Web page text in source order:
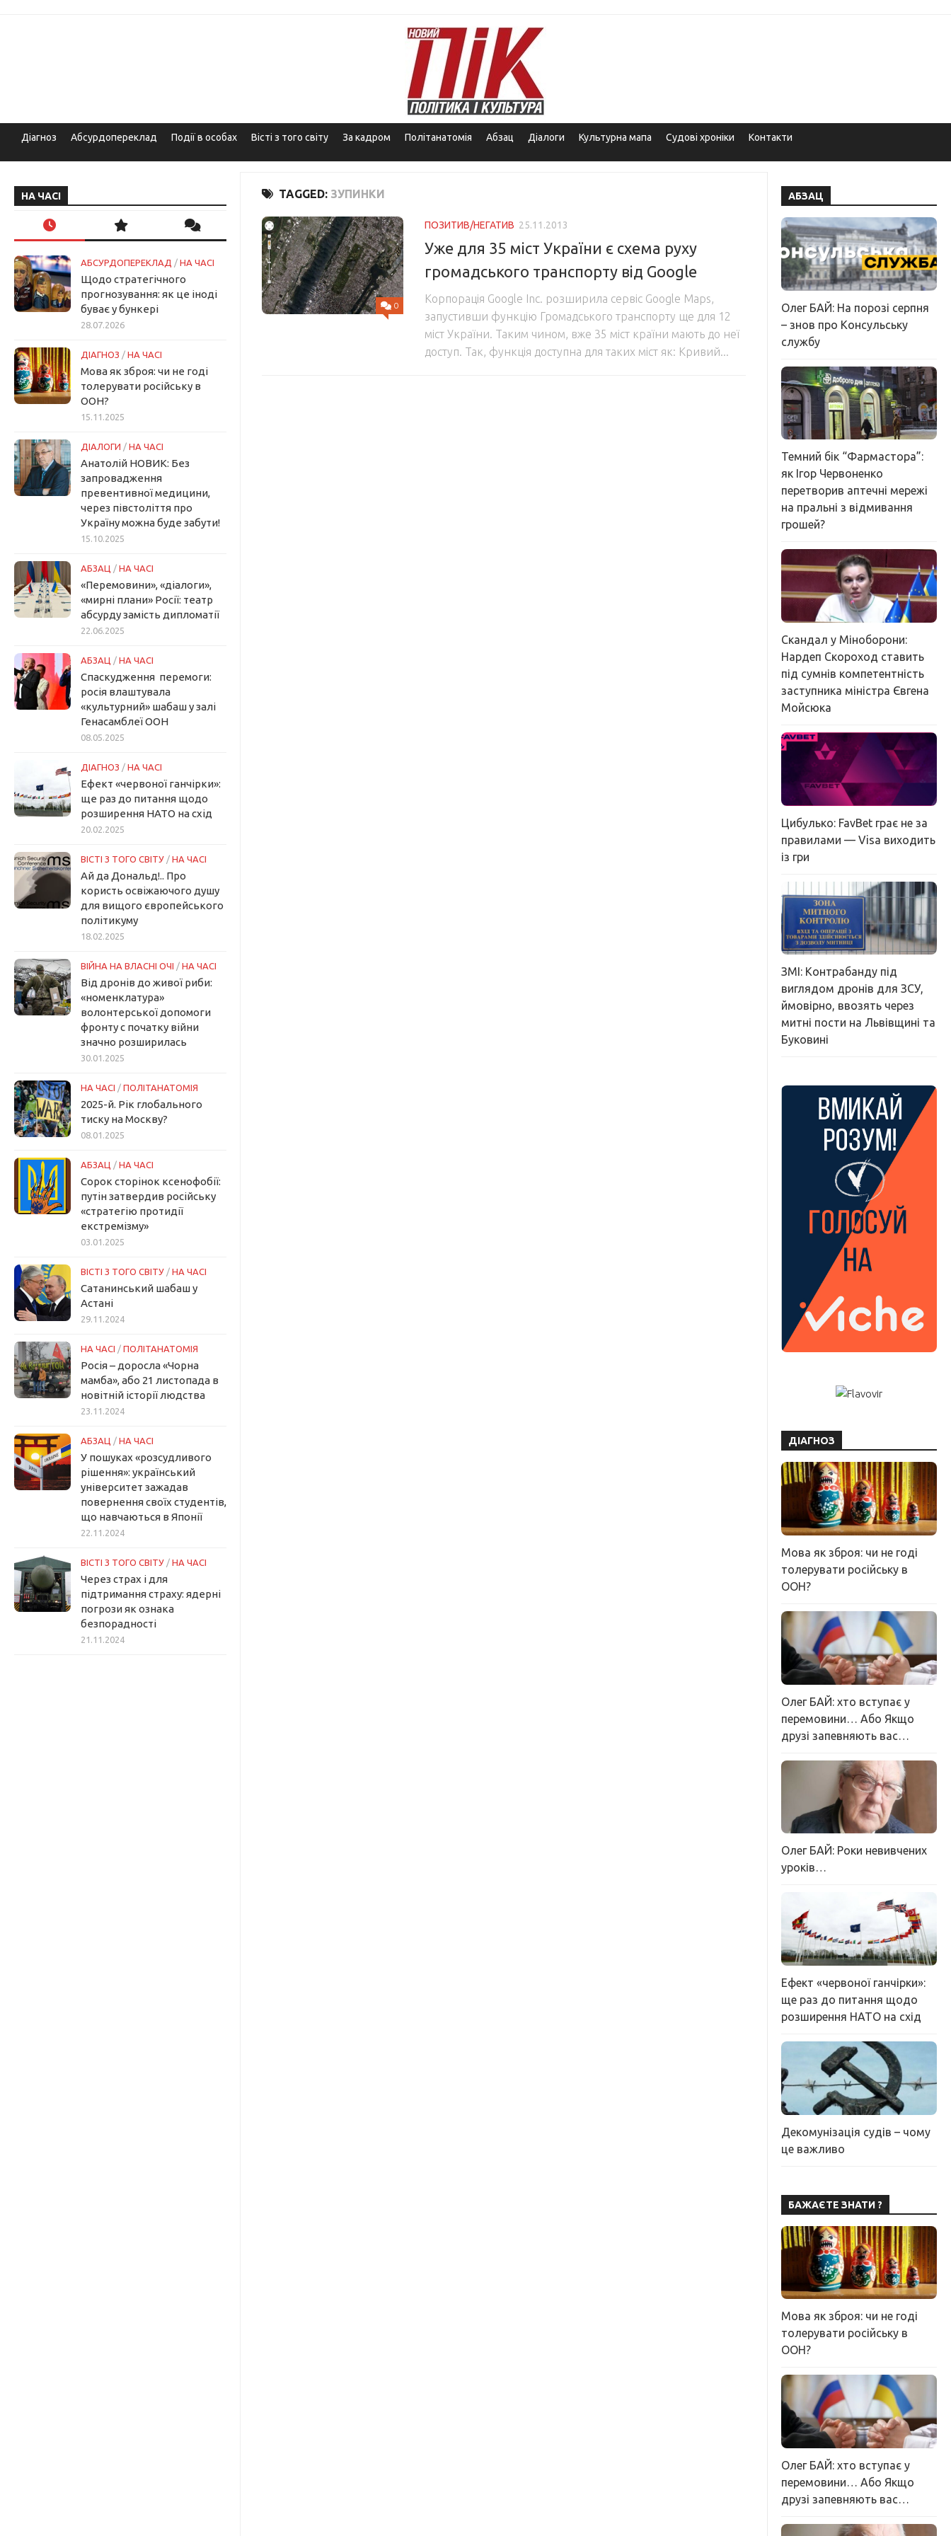
Діагноз Абсурдопереклад Події в особах Вісті з того світу За кадром Політанатомія Абзац Діалоги Культурна мапа Судові хроніки Контакти
TAGGED: ЗУПИНКИ
0
ПОЗИТИВ/НЕГАТИВ 25.11.2013
Уже для 35 міст України є схема руху
громадського транспорту від Google
Корпорація Google Inc. розширила сервіс Google Maps,
запустивши функцію Громадського транспорту ще для 12
міст України. Таким чином, вже 35 міст країни мають до неї
доступ. Так, функція доступна для таких міст як: Кривий...
НА ЧАСІ
АБСУРДОПЕРЕКЛАД / НА ЧАСІ
Щодо стратегічного
прогнозування: як це іноді
буває у бункері
28.07.2026
ДІАГНОЗ / НА ЧАСІ
Мова як зброя: чи не годі
толерувати російську в
ООН?
15.11.2025
ДІАЛОГИ / НА ЧАСІ
Анатолій НОВИК: Без
запровадження
превентивної медицини,
через півстоліття про
Україну можна буде забути!
15.10.2025
АБЗАЦ / НА ЧАСІ
«Перемовини», «діалоги»,
«мирні плани» Росії: театр
абсурду замість дипломатії
22.06.2025
АБЗАЦ / НА ЧАСІ
Спаскудження перемоги:
росія влаштувала
«культурний» шабаш у залі
Генасамблеї ООН
08.05.2025
ДІАГНОЗ / НА ЧАСІ
Ефект «червоної ганчірки»:
ще раз до питання щодо
розширення НАТО на схід
20.02.2025
ВІСТІ З ТОГО СВІТУ / НА ЧАСІ
Ай да Дональд!.. Про
користь освіжаючого душу
для вищого європейського
політикуму
18.02.2025
ВІЙНА НА ВЛАСНІ ОЧІ / НА ЧАСІ
Від дронів до живої риби:
«номенклатура»
волонтерської допомоги
фронту с початку війни
значно розширилась
30.01.2025
НА ЧАСІ / ПОЛІТАНАТОМІЯ
2025-й. Рік глобального
тиску на Москву?
08.01.2025
АБЗАЦ / НА ЧАСІ
Сорок сторінок ксенофобії:
путін затвердив російську
«стратегію протидії
екстремізму»
03.01.2025
ВІСТІ З ТОГО СВІТУ / НА ЧАСІ
Сатанинський шабаш у
Астані
29.11.2024
НА ЧАСІ / ПОЛІТАНАТОМІЯ
Росія – доросла «Чорна
мамба», або 21 листопада в
новітній історії людства
23.11.2024
АБЗАЦ / НА ЧАСІ
У пошуках «розсудливого
рішення»: український
університет зажадав
повернення своїх студентів,
що навчаються в Японії
22.11.2024
ВІСТІ З ТОГО СВІТУ / НА ЧАСІ
Через страх і для
підтримання страху: ядерні
погрози як ознака
безпорадності
21.11.2024
АБЗАЦ
Олег БАЙ: На порозі серпня
– знов про Консульську
службу
Темний бік “Фармастора”:
як Ігор Червоненко
перетворив аптечні мережі
на пральні з відмивання
грошей?
Скандал у Міноборони:
Нардеп Скороход ставить
під сумнів компетентність
заступника міністра Євгена
Мойсюка
Цибулько: FavBet грає не за
правилами — Visa виходить
із гри
ЗМІ: Контрабанду під
виглядом дронів для ЗСУ,
ймовірно, ввозять через
митні пости на Львівщині та
Буковині
ДІАГНОЗ
Мова як зброя: чи не годі
толерувати російську в
ООН?
Олег БАЙ: хто вступає у
перемовини… Або Якщо
друзі запевняють вас…
Олег БАЙ: Роки невивчених
уроків…
Ефект «червоної ганчірки»:
ще раз до питання щодо
розширення НАТО на схід
Декомунізація судів – чому
це важливо
БАЖАЄТЕ ЗНАТИ ?
Мова як зброя: чи не годі
толерувати російську в
ООН?
Олег БАЙ: хто вступає у
перемовини… Або Якщо
друзі запевняють вас…